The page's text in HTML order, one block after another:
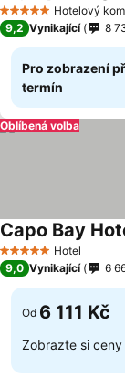
5 Počet hvězdiček
Hotelový
9,2 Vynikající 8
Pro zobrazení
termín
Oblíbená volba
5 Počet hvězdiček
Hotel
Capo Bay
9,0 Vynikající 6
Od 6 111 Kč
Zobrazte si ceny